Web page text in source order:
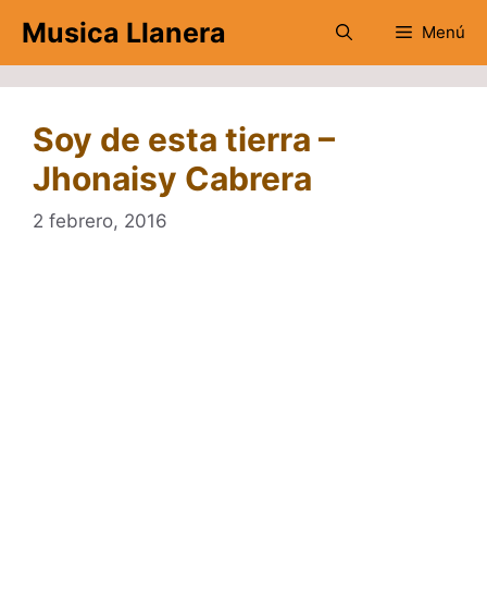
contenido
Musica Llanera Menú
Soy de esta tierra –
Jhonaisy Cabrera
2 febrero, 2016